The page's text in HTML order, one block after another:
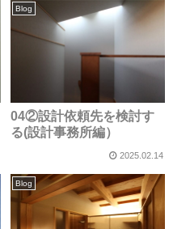
Blog
04②設計依頼先を検討す
る(設計事務所編）
2025.02.14
Blog